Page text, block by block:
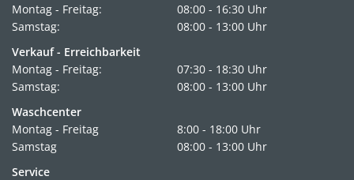
Montag - Freitag:
08:00 - 16:30 Uhr
Samstag:
08:00 - 13:00 Uhr
Verkauf - Erreichbarkeit
Montag - Freitag:
07:30 - 18:30 Uhr
Samstag:
08:00 - 13:00 Uhr
Waschcenter
Montag - Freitag
8:00 - 18:00 Uhr
Samstag
08:00 - 13:00 Uhr
Service